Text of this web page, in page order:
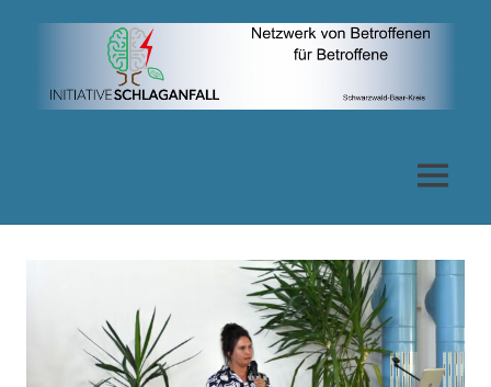
Betroffene
MENÜ